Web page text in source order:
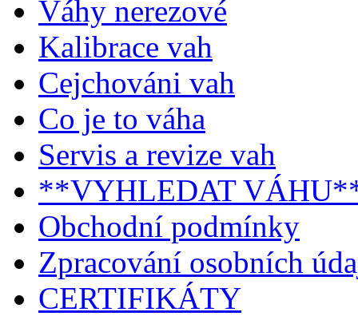
Váhy nerezové
Kalibrace vah
Cejchováni vah
Co je to váha
Servis a revize vah
**VYHLEDAT
Obchodní podmínky
Zpracování osobních
CERTIFIKÁTY